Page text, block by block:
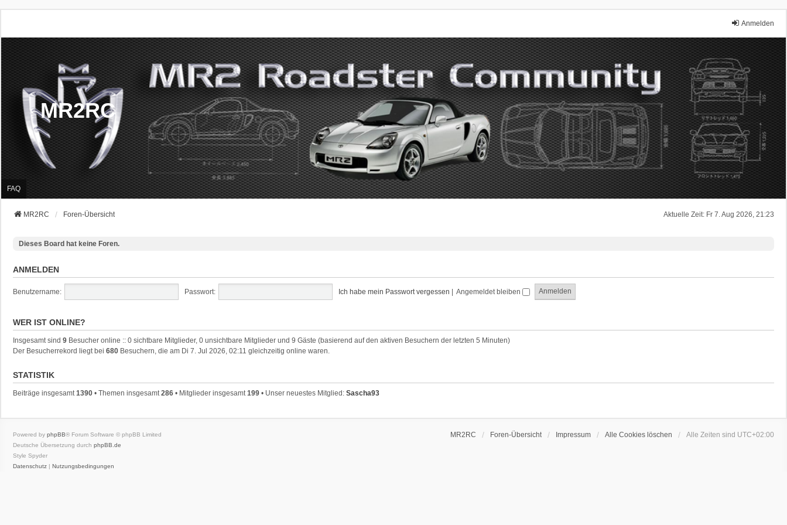
Anmelden
MR2RC
FAQ
Aktuelle Zeit: Fr 7. Aug 2026, 21:23
MR2RC Foren-Übersicht
Dieses Board hat keine Foren.
ANMELDEN
Benutzername: Passwort: Ich habe mein Passwort vergessen | Angemeldet bleiben
WER IST ONLINE?
Insgesamt sind 9 Besucher online :: 0 sichtbare Mitglieder, 0 unsichtbare Mitglieder und 9 Gäste (basierend auf den aktiven Besuchern der letzten 5 Minuten)
Der Besucherrekord liegt bei 680 Besuchern, die am Di 7. Jul 2026, 02:11 gleichzeitig online waren.
STATISTIK
Beiträge insgesamt1390 • Themen insgesamt286 • Mitglieder insgesamt199 • Unser neuestes Mitglied: Sascha93
MR2RC Foren-Übersicht Impressum Alle Cookies löschen Alle Zeiten sind UTC+02:00
Powered by phpBB® Forum Software © phpBB Limited
Deutsche Übersetzung durch phpBB.de
Style Spyder
Datenschutz | Nutzungsbedingungen